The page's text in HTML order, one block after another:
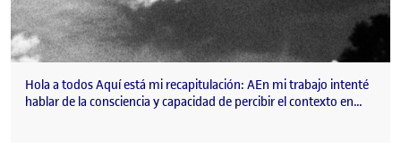
Hola a todos Aquí está mi recapitulación: AEn mi trabajo intenté
hablar de la consciencia y capacidad de percibir el contexto en…